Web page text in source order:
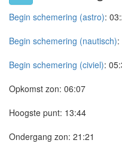
Begin schemering (astro):
Begin schemering (nautisch):
Begin schemering (civiel):
Opkomst zon: 06:07
Hoogste punt: 13:44
Ondergang zon: 21:21